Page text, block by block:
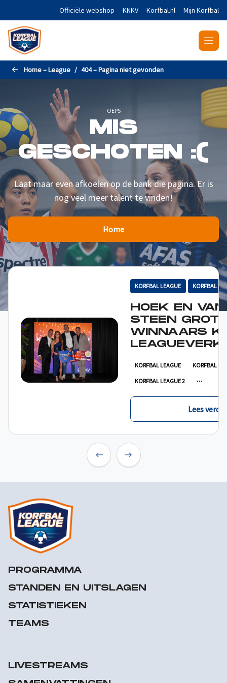
Naar de hoofdinhoud gaanOfficiële webshop KNKV Korfbal.nl Mijn Korfbal
Home – League 404 – Pagina niet gevonden
OEPS
MIS
GESCHOTEN :(
Laat maar even afkoelen op de bank die pagina. Er is
nog veel meer talent te vinden!
Home
KORFBAL LEAGUE KORFBAL
HOEK EN VAN
STEEN
WINNAARS
KORFBAL LEAGUE KORFBAL
KORFBAL LEAGUE 2
Lees verder
PROGRAMMA
STANDEN EN UITSLAGEN
STATISTIEKEN
TEAMS
LIVESTREAMS